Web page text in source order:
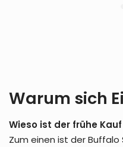
Warum sich
Wieso ist der frühe
Zum einen ist der Buffalo